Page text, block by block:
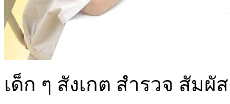
เด็ก ๆ สังเกต สำรวจ สัม